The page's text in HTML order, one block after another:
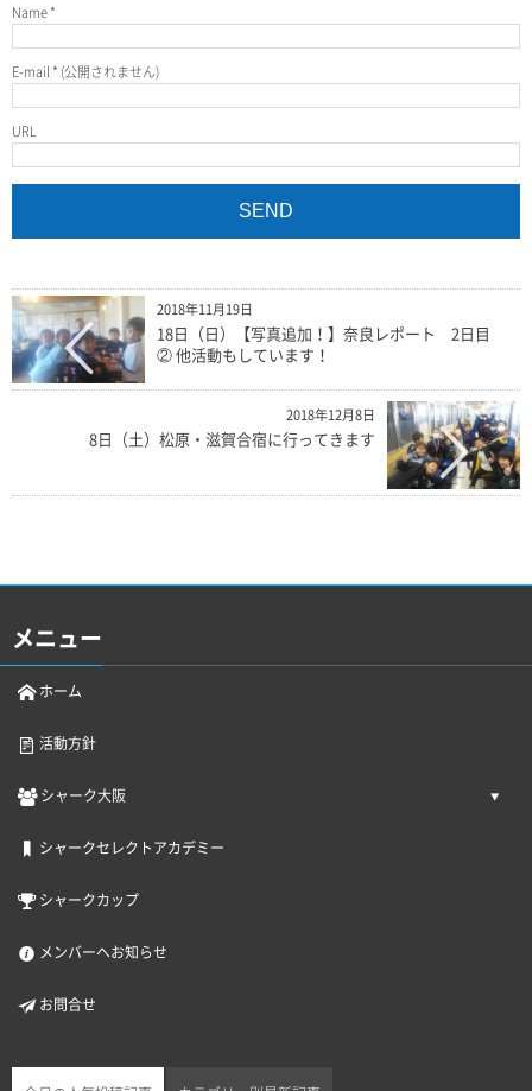
Name*
E-mail * (公開されません)
URL
2018年11月19日
18日（日）【写真追加！】奈良レポート 2日目
② 他活動もしています！
2018年12月8日
8日（土）松原・滋賀合宿に行ってきます
メニュー
ホーム
活動方針
シャーク大阪
シャークセレクトアカデミー
シャークカップ
メンバーへお知らせ
お問合せ